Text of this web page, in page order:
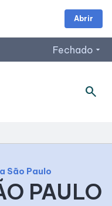
Fechado arrow_drop_down
search
São Paulo
PAULO
Abrir